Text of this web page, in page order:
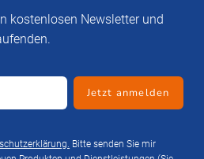
kostenlosen Newsletter und
Bitte senden Sie mir